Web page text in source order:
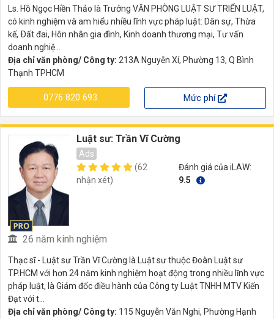
Ls. Hồ Ngọc Hiền Thảo là Trưởng VĂN PHÒNG LUẬT SƯ TRIỂN LUẬT,
có kinh nghiệm và am hiểu nhiều lĩnh vực pháp luật: Dân sự, Thừa
kế, Ðất đai, Hôn nhân gia đình, Kinh doanh thương mại, Tư vấn
doanh nghiệ...
Địa chỉ văn phòng/ Công ty: 213A Nguyễn Xí, Phường 13, Q Bình
Thạnh TPHCM
0776 820 693 Mức phí
Luật sư: Trần Vĩ Cường
Ads
(62
nhận xét)
Đánh giá của iLAW:
9.5
26 năm kinh nghiệm
Thạc sĩ - Luật sư Trần Vĩ Cường là Luật sư thuộc Đoàn Luật sư
TP.HCM với hơn 24 năm kinh nghiệm hoạt động trong nhiều lĩnh vực
pháp luật, là Giám đốc điều hành của Công ty Luật TNHH MTV Kiến
Đạt với t...
Địa chỉ văn phòng/ Công ty: 115 Nguyễn Văn Nghi, Phường Hạnh